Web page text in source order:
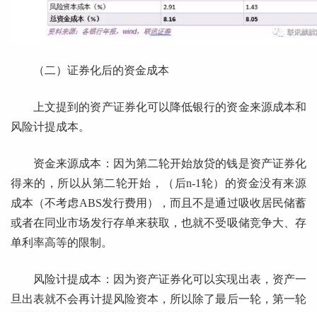
（二）证券化后的资金成本
上文提到的资产证券化可以降低银行的资金来源成本和
风险计提成本。
资金来源成本：因为第二轮开始放贷的钱是资产证券化
得来的，所以从第二轮开始，（后n-1轮）的资金没有来源
成本（不考虑ABS发行费用），而且不是通过吸收居民储蓄
或者在同业市场发行存单来获取，也就不受吸储竞争大、存
单利率高等的限制。
风险计提成本：因为资产证券化可以实现出表，资产一
旦出表就不会再计提风险资本，所以除了最后一轮，第一轮